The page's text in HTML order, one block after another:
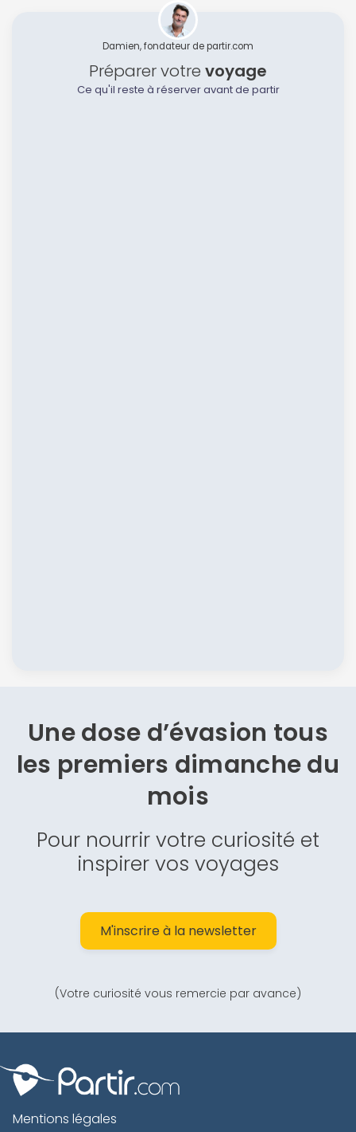
Damien, fondateur de partir.com
Préparer votre voyage
Ce qu'il reste à réserver avant de partir
Une dose d’évasion tous
les premiers dimanche du
mois
Pour nourrir votre curiosité et
inspirer vos voyages
M'inscrire à la newsletter
(Votre curiosité vous remercie par avance)
Mentions légales